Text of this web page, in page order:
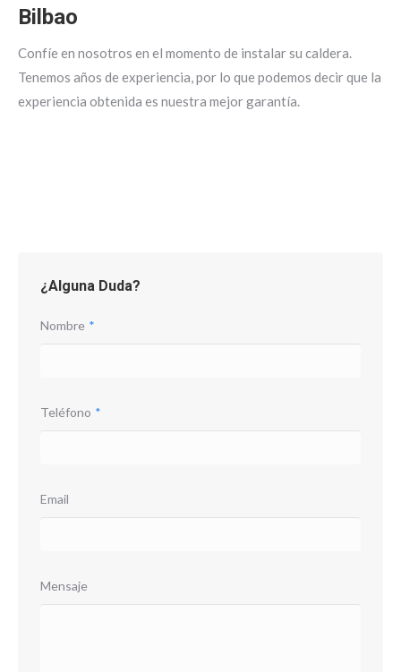
Bilbao
Confíe en nosotros en el momento de instalar su caldera.
Tenemos años de experiencia, por lo que podemos decir que la
experiencia obtenida es nuestra mejor garantía.
¿Alguna Duda?
Nombre *
Teléfono *
Email
Mensaje